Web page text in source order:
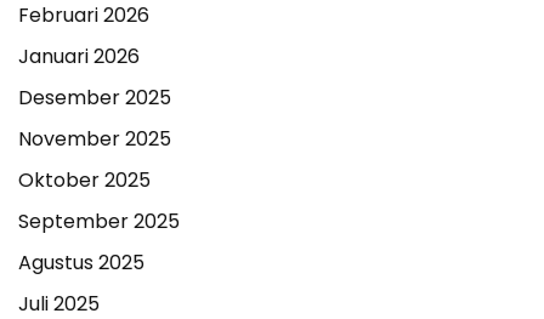
Februari 2026
Januari 2026
Desember 2025
November 2025
Oktober 2025
September 2025
Agustus 2025
Juli 2025